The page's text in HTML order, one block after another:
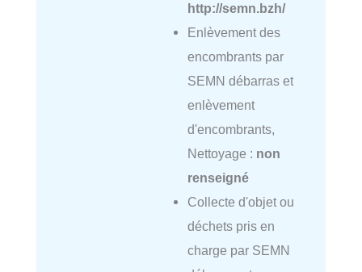
http://semn.bzh/
Enlèvement des
encombrants par
SEMN débarras et
enlèvement
d'encombrants,
Nettoyage : non
renseigné
Collecte d'objet ou
déchets pris en
charge par SEMN